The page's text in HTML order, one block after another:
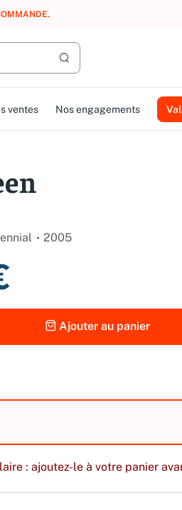
LE CLUB AMMAREAL.
Lancer la recherche
ventes Nos engagements
2005
Ajouter au panier
: ajoutez-le à votre panier